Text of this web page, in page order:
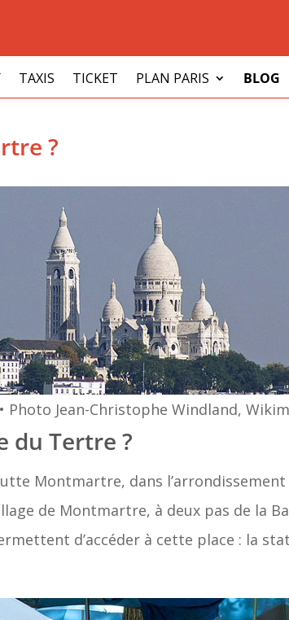
TAXIS TICKET PLAN PARIS BLOG
?
Jean-Christophe Windland,
du Tertre ?
Montmartre, dans l’arrondissement
de Montmartre, à deux pas de la
d’accéder à cette place : la